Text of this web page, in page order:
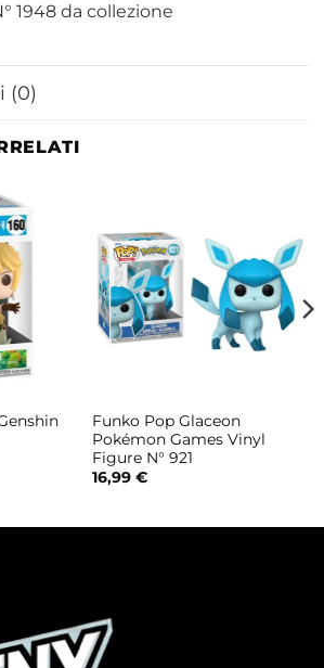
1948 da collezione
(0)
Funko Pop Glaceon
Pokémon Games Vinyl
Figure N° 921
16,99 €